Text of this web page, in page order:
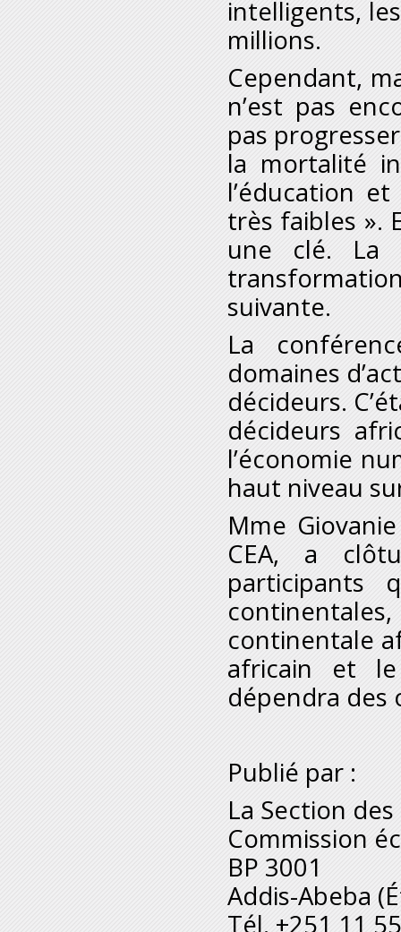
intelligents,
millions.
Cependant,
n’est pas
pas
la mortalité
l’éducation
très faibles ».
une clé. La
suivante.
La
domaines
décideurs.
décideurs
l’économie
haut niveau
Mme
CEA, a
participants
continentale
africain et
dépendra des
Publié par :
La Section
Commission
BP 3001
Addis-Abeba
Tél. +251 11